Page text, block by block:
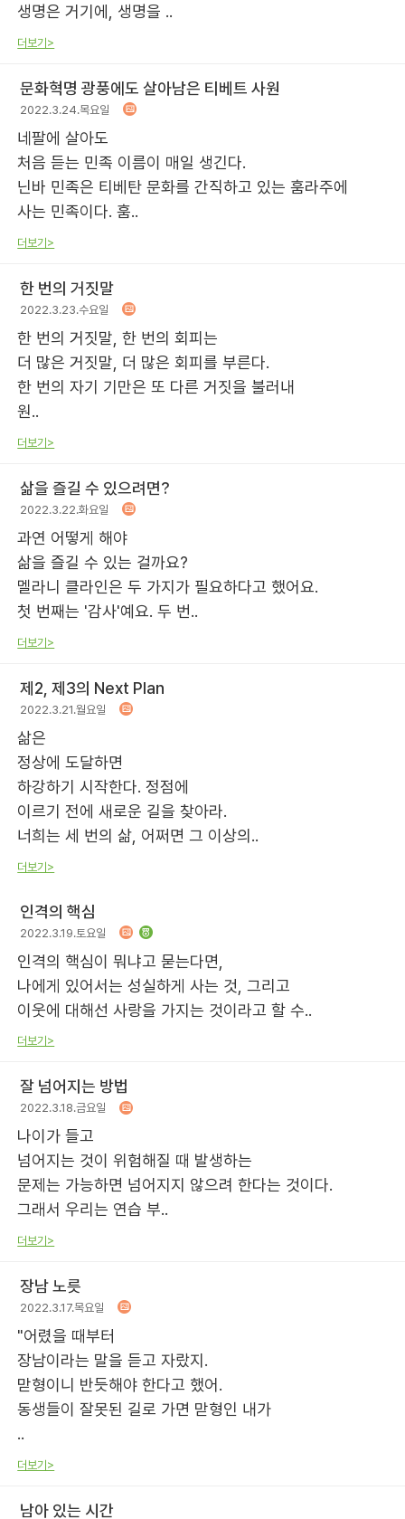
생명은 거기에, 생명을 ..
더보기>
문화혁명 광풍에도 살아남은 티베트 사원
2022.3.24.목요일
네팔에 살아도
처음 듣는 민족 이름이 매일 생긴다.
닌바 민족은 티베탄 문화를 간직하고 있는 훔라주에
사는 민족이다. 훔..
더보기>
한 번의 거짓말
2022.3.23.수요일
한 번의 거짓말, 한 번의 회피는
더 많은 거짓말, 더 많은 회피를 부른다.
한 번의 자기 기만은 또 다른 거짓을 불러내
원..
더보기>
삶을 즐길 수 있으려면?
2022.3.22.화요일
과연 어떻게 해야
삶을 즐길 수 있는 걸까요?
멜라니 클라인은 두 가지가 필요하다고 했어요.
첫 번째는 '감사'예요. 두 번..
더보기>
제2, 제3의 Next Plan
2022.3.21.월요일
삶은
정상에 도달하면
하강하기 시작한다. 정점에
이르기 전에 새로운 길을 찾아라.
너희는 세 번의 삶, 어쩌면 그 이상의..
더보기>
인격의 핵심
2022.3.19.토요일
인격의 핵심이 뭐냐고 묻는다면,
나에게 있어서는 성실하게 사는 것, 그리고
이웃에 대해선 사랑을 가지는 것이라고 할 수..
더보기>
잘 넘어지는 방법
2022.3.18.금요일
나이가 들고
넘어지는 것이 위험해질 때 발생하는
문제는 가능하면 넘어지지 않으려 한다는 것이다.
그래서 우리는 연습 부..
더보기>
장남 노릇
2022.3.17.목요일
"어렸을 때부터
장남이라는 말을 듣고 자랐지.
맏형이니 반듯해야 한다고 했어.
동생들이 잘못된 길로 가면 맏형인 내가
..
더보기>
남아 있는 시간